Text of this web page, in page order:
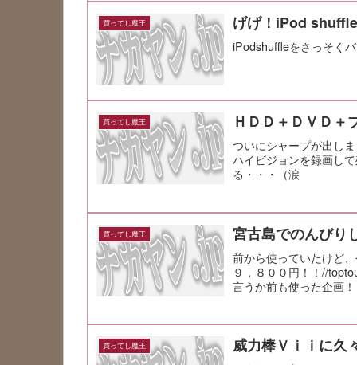
買ってし魔王 げげ！iPod
iPodshuffleをさっそく
買ってし魔王 ＨＤＤ＋ＤＶＤ＋
ついにシャープが出し
ハイビジョンを録画し
る・・・（涙
買ってし魔王 宮古島でのんびり
前から使っていたけど
９，８００円！！//
言うか前も使った企画
買ってし魔王 威力棒Ｖｉｉに久